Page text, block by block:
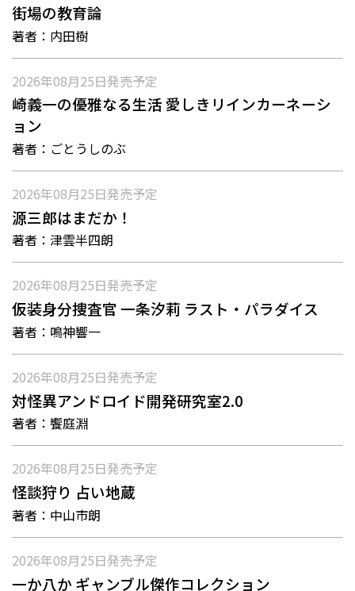
街場の教育論
著者： 内田樹
2026年08月25日発売予定
崎義一の優雅なる生活 愛しきリインカーネーシ
ョン
著者： ごとうしのぶ
2026年08月25日発売予定
源三郎はまだか！
著者： 津雲半四朗
2026年08月25日発売予定
仮装身分捜査官 一条汐莉 ラスト・パラダイス
著者： 鳴神響一
2026年08月25日発売予定
対怪異アンドロイド開発研究室2.0
著者： 饗庭淵
2026年08月25日発売予定
怪談狩り 占い地蔵
著者： 中山市朗
2026年08月25日発売予定
一か八か ギャンブル傑作コレクション